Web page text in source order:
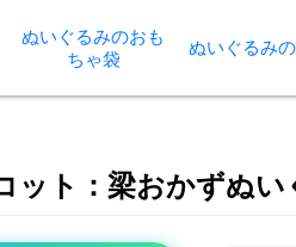
ぬいぐるみのおも
ちゃ袋
ぬいぐるみ
ット：梁おかずぬ